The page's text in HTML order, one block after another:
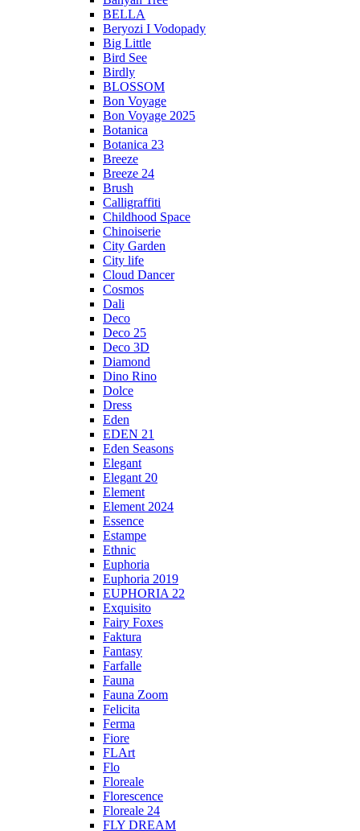
BELLA
Beryozi I Vodopady
Big Little
Bird See
Birdly
BLOSSOM
Bon Voyage
Bon Voyage 2025
Botanica
Botanica 23
Breeze
Breeze 24
Brush
Calligraffiti
Childhood Space
Chinoiserie
City Garden
City life
Cloud Dancer
Cosmos
Dali
Deco
Deco 25
Deco 3D
Diamond
Dino Rino
Dolce
Dress
Eden
EDEN 21
Eden Seasons
Elegant
Elegant 20
Element
Element 2024
Essence
Estampe
Ethnic
Euphoria
Euphoria 2019
EUPHORIA 22
Exquisito
Fairy Foxes
Faktura
Fantasy
Farfalle
Fauna
Fauna Zoom
Felicita
Ferma
Fiore
FLArt
Flo
Floreale
Florescence
Floreale 24
FLY DREAM